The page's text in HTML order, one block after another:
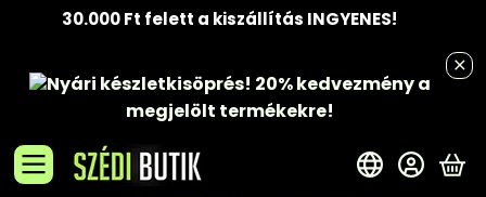
30.000 Ft felett a kiszállítás INGYENES!
Nyári készletkisöprés! 20% kedvezménya
megjelölt termékekre!
A